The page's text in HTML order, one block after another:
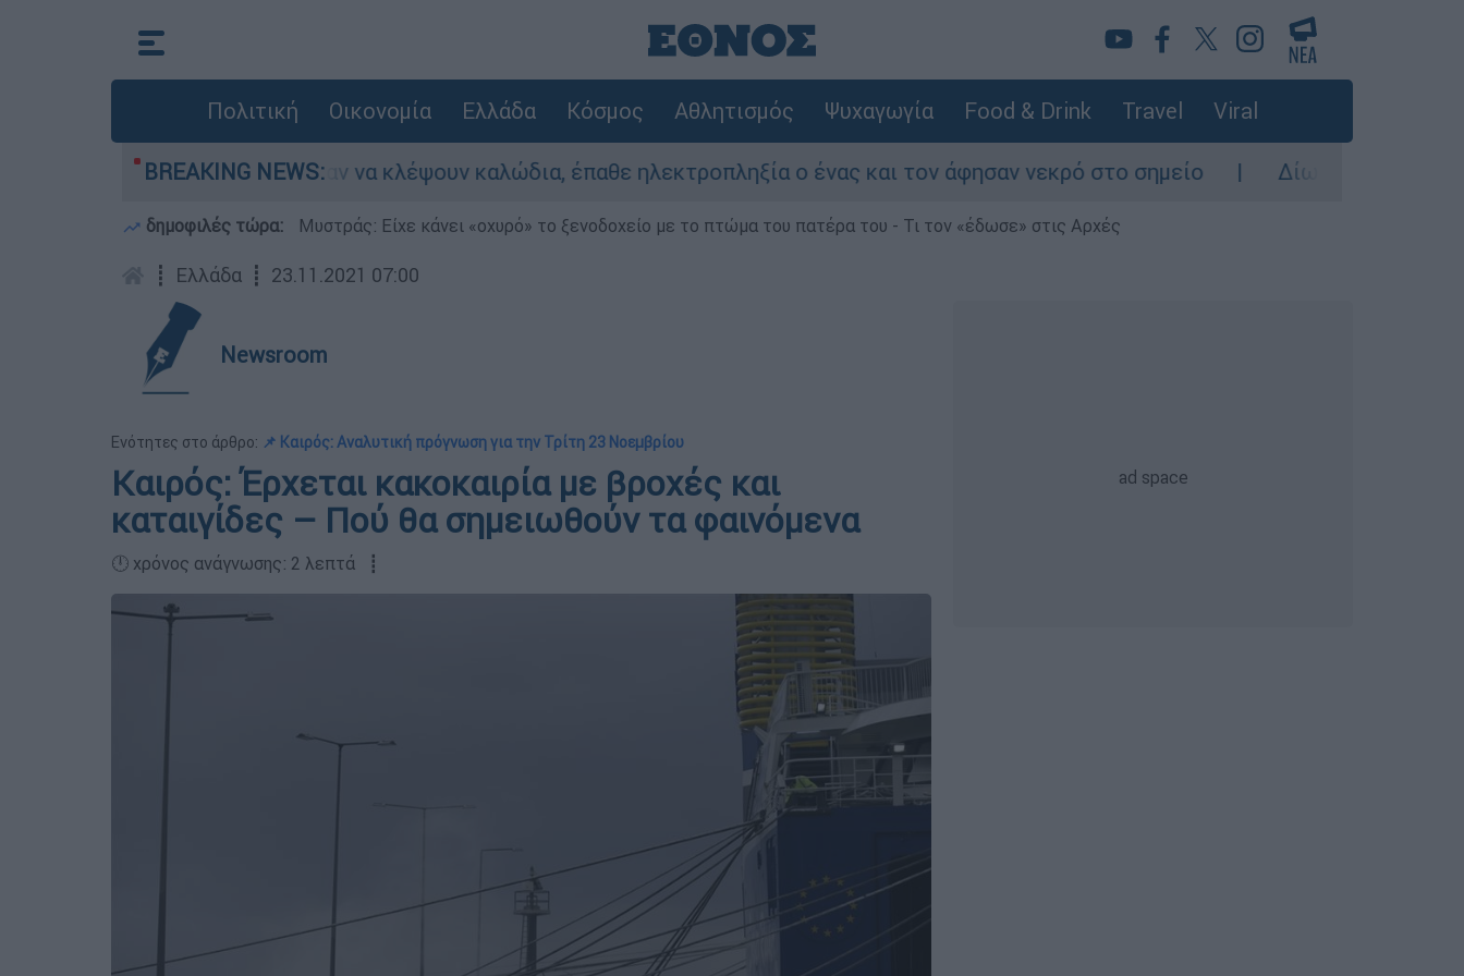
Πολιτική Οικονομία Ελλάδα Κόσμος Αθλητισμός Ψυχαγωγία Food & Drink Travel Viral
BREAKING NEWS:
Άνω Λιόσια: Πήγαν να κλέψουν καλώδια, έπαθε ηλεκτροπληξία ο ένας και τον άφησαν νεκρό στο σημείο Δίωξη για ανθρωποκτονία
δημοφιλές τώρα: Μυστράς: Είχε κάνει «οχυρό» το ξενοδοχείο με το πτώμα του πατέρα του - Τι τον «έδωσε» στις Αρχές
┋ Ελλάδα ┋ 23.11.2021 07:00
Newsroom
Ενότητες στο άρθρο: 📌 Καιρός: Αναλυτική πρόγνωση για την Τρίτη 23 Νοεμβρίου
Καιρός: Έρχεται κακοκαιρία με βροχές και
καταιγίδες – Πού θα σημειωθούν τα φαινόμενα
🕛 χρόνος ανάγνωσης: 2 λεπτά ┋